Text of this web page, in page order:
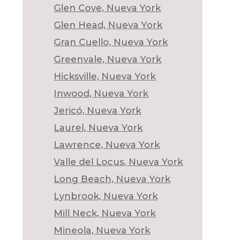
Glen Cove, Nueva York
Glen Head, Nueva York
Gran Cuello, Nueva York
Greenvale, Nueva York
Hicksville, Nueva York
Inwood, Nueva York
Jericó, Nueva York
Laurel, Nueva York
Lawrence, Nueva York
Valle del Locus, Nueva York
Long Beach, Nueva York
Lynbrook, Nueva York
Mill Neck, Nueva York
Mineola, Nueva York